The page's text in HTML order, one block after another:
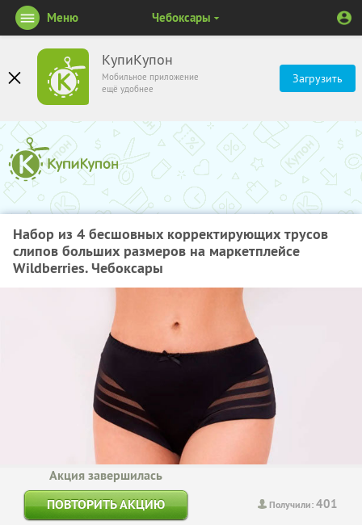
КупиКупон
Мобильное приложение
ещё удобнее
Загрузить
Меню Чебоксары
Набор из 4 бесшовных корректирующих трусов
слипов больших размеров на маркетплейсе
Wildberries. Чебоксары
Получили:401
Акция завершилась
ПОВТОРИТЬ АКЦИЮ